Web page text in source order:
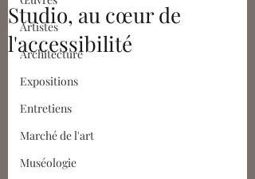
Artistes
Architecture
Expositions
Entretiens
Marché de l'art
Muséologie
Studio, au cœur de
l'accessibilité